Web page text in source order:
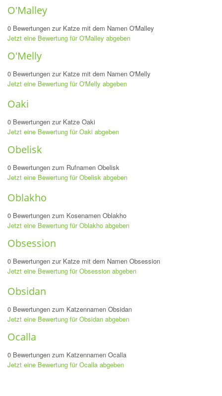
O'Malley
0 Bewertungen zur Katze mit dem Namen O'Malley
Jetzt eine Bewertung für O'Malley abgeben
O'Melly
0 Bewertungen zur Katze mit dem Namen O'Melly
Jetzt eine Bewertung für O'Melly abgeben
Oaki
0 Bewertungen zur Katze Oaki
Jetzt eine Bewertung für Oaki abgeben
Obelisk
0 Bewertungen zum Rufnamen Obelisk
Jetzt eine Bewertung für Obelisk abgeben
Oblakho
0 Bewertungen zum Kosenamen Oblakho
Jetzt eine Bewertung für Oblakho abgeben
Obsession
0 Bewertungen zur Katze mit dem Namen Obsession
Jetzt eine Bewertung für Obsession abgeben
Obsidan
0 Bewertungen zum Katzennamen Obsidan
Jetzt eine Bewertung für Obsidan abgeben
Ocalla
0 Bewertungen zum Katzennamen Ocalla
Jetzt eine Bewertung für Ocalla abgeben